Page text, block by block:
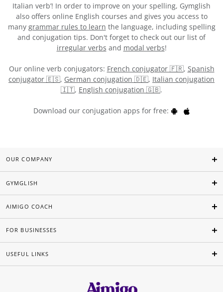
Italian verb’! In order to improve on your spelling, Gymglish
also offers online English courses and gives you access to
many grammar rules to learn the language, including spelling
and conjugation tips. Don't forget to check out our list of
irregular verbs and modal verbs!
Our online verb conjugators: French conjugator 🇫🇷, Spanish
conjugator 🇪🇸, German conjugation 🇩🇪, Italian conjugation
🇮🇹, English conjugation 🇬🇧.
Download our conjugation apps for free:
OUR COMPANY
GYMGLISH
AIMIGO COACH
FOR BUSINESSES
USEFUL LINKS